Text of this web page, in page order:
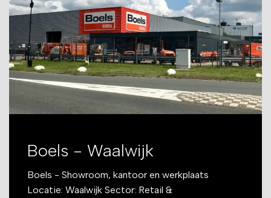
Boels - Waalwijk
Boels - Showroom, kantoor en werkplaats
Locatie: Waalwijk Sector: Retail &